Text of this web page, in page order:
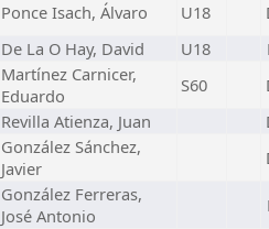
Ponce Isach, Álvaro U18
De La O Hay, David U18
Martínez Carnicer,
Eduardo
S60
Revilla Atienza, Juan
González Sánchez,
Javier
González Ferreras,
José Antonio